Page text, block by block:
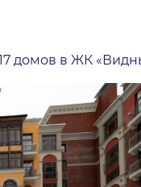
домов в ЖК